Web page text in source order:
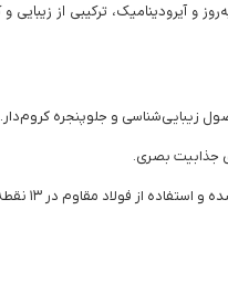
زیبایی‌شناسی و جلوپنجره کروم‌دار.
جذابیت بصری.
از فولاد مقاوم در ۱۳ نقطه حیاتی.